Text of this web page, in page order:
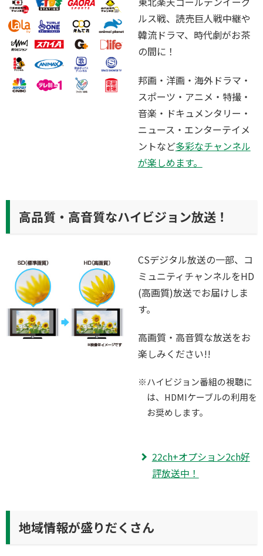
ルス戦、読売巨人戦中継や
韓流ドラマ、時代劇がお茶
の間に！
邦画・洋画・海外ドラマ・
スポーツ・アニメ・特撮・
音楽・ドキュメンタリー・
ニュース・エンターテイメ
ントなど多彩なチャンネル
が楽しめます。
高品質・高音質なハイビジョン放送！
CSデジタル放送の一部、コ
ミュニティチャンネルをHD
(高画質)放送でお届けしま
す。
高画質・高音質な放送をお
楽しみください!!
※ハイビジョン番組の視聴に
は、HDMIケーブルの利用を
お奨めします。
22ch+オプション2ch好
評放送中！
地域情報が盛りだくさん